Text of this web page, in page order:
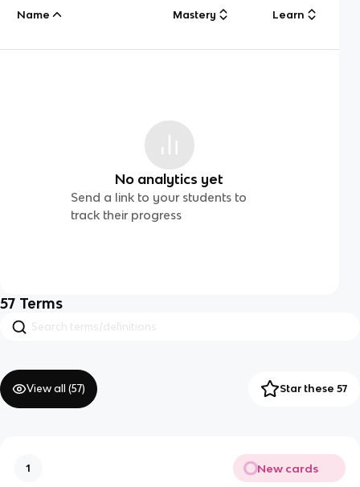
Name Mastery Learn
No analytics yet
Send a link to your students to
track their progress
57 Terms
View all (57) Star these 57
1 New cards